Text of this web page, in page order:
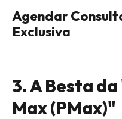
Agendar
Exclusiva
3. A Besta
Max (PMax)"